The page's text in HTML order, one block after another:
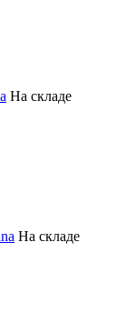
На складе
На складе